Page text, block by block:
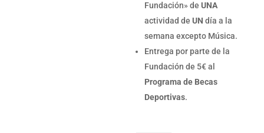
Fundación» deUNA
actividad deUN día a la
semana excepto Música.
Entrega por parte de la
Fundación de 5€ al
Programa de Becas
Deportivas.